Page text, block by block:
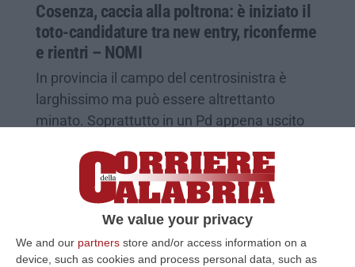
We value your privacy
We and our partners store and/or access information on a
device, such as cookies and process personal data, such as
Cosenza, caccia alla poltrona: è iniziato il
toto-candidature tra new entry, riconferme
e rientri – NOMI
In provincia il campo del centrosinistra è
larghissimo ma può essere altrettanto
minato. Soprattutto in un Pd appena uscito
Pubblicato il: 03/08/25 – 7:00